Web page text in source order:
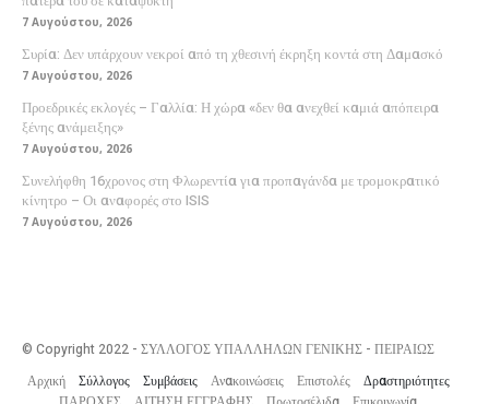
7 Αυγούστου, 2026
Συρία: Δεν υπάρχουν νεκροί από τη χθεσινή έκρηξη κοντά στη Δαμασκό
7 Αυγούστου, 2026
Προεδρικές εκλογές – Γαλλία: Η χώρα «δεν θα ανεχθεί καμιά απόπειρα
ξένης ανάμειξης»
7 Αυγούστου, 2026
Συνελήφθη 16χρονος στη Φλωρεντία για προπαγάνδα με τρομοκρατικό
κίνητρο – Οι αναφορές στο ISIS
7 Αυγούστου, 2026
© Copyright 2022 - ΣΥΛΛΟΓΟΣ ΥΠΑΛΛΗΛΩΝ ΓΕΝΙΚΗΣ - ΠΕΙΡΑΙΩΣ
Αρχική
Σύλλογος Συμβάσεις Ανακοινώσεις Επιστολές
Δραστηριότητες